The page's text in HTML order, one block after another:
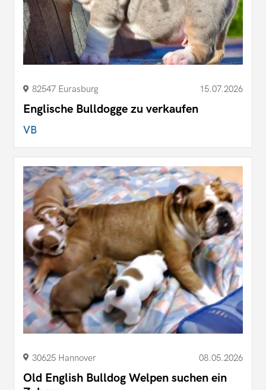
82547 Eurasburg 15.07.2026
Englische Bulldogge zu verkaufen
VB
30625 Hannover 08.05.2026
Old English Bulldog Welpen suchen ein